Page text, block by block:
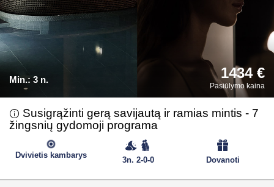
Min.: 3 n. 1434 €
Pasiūlymo kaina
Susigrąžinti gerą savijautą ir ramias mintis - 7
žingsnių gydomoji programa
Dovanoti
Dvivietis kambarys
3n. 2-0-0